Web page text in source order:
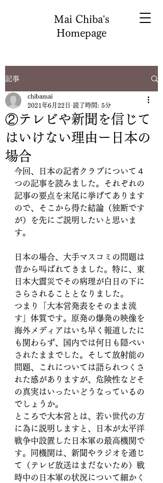
Mai Chiba's
Homepage
記事
②テレビや新聞を信じて
はいけない理由ー日本の
場合
chibamai
2021年6月22日 読了時間: 5分
今回、日本の記者クラブについて４
つの記事を読みました。それぞれの
記事の要点を末尾に挙げてあります
ので、そこから得た結論（独断です
が）を先にご説明したいと思いま
す。
日本の場合、大手マスコミの問題は
昔から叫ばれてきました。特に、東
日本大震災でその病理が白日の下に
さらされることとなりました。
つまり「大本営発表をそのまま流
す」体質です。原発の爆発の映像を
海外メディアはいち早く報道したに
も関わらず、国内では何日も隠ぺい
されたままでした。そして放射能の
問題、これについては語られつくさ
れた感がありますが、危険性などそ
の真実はいったいどうなっているの
でしょうか。
ところで大本営とは、若い世代の方
に為に説明しますと、日本が太平洋
戦争中設置した日本軍の最高機関で
す。同機関は、新聞やラジオを通じ
て（テレビ放送はまだないため）戦
時中の日本軍の状況について細かく